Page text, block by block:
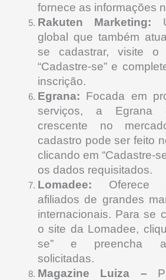
fornece as informações
Rakuten Marketing:
global que também
se cadastrar, visite o
“Cadastre-se” e
inscrição.
Egrana: Focada em
serviços, a Egrana
crescente no
cadastro pode ser feito
clicando em “Cadastre-
os dados requisitados.
Lomadee: Oferece
afiliados de grandes
internacionais. Para se
o site da Lomadee,
se” e preencha
solicitadas.
Magazine Luiza –